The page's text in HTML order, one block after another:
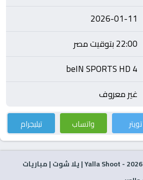
2026-01-11
22:00 بتوقيت مصر
beIN SPORTS HD 4
غير معروف
تويتر واتساب تيليجرام
2026
- Yalla Shoot | يلا شوت | مباريات